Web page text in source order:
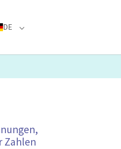
DE Submenu for "DE"
Zahlen